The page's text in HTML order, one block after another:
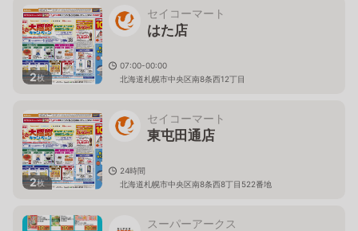
2枚
セイコーマート
はた店
07:00-00:00
北海道札幌市中央区南8条西12丁目
2枚
セイコーマート
東屯田通店
24時間
北海道札幌市中央区南8条西8丁目522番地
スーパーアークス